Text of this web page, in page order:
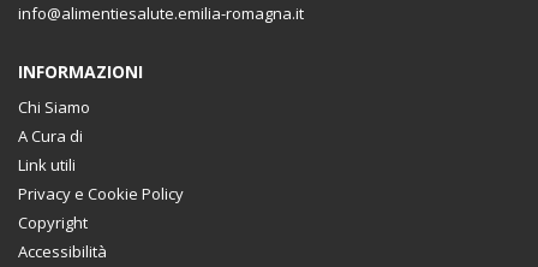
info@alimentiesalute.emilia-romagna.it
INFORMAZIONI
Chi Siamo
A Cura di
Link utili
Privacy e Cookie Policy
Copyright
Accessibilità